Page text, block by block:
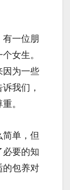
一位朋
女生。
因为一些
我们，
。
单，但
必要的知
的包养对